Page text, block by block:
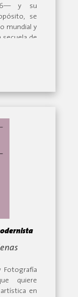
y su
se
mundial y
de
las
Rubén
Jara
nueva
una
desde el
Fotografía
quiere
en